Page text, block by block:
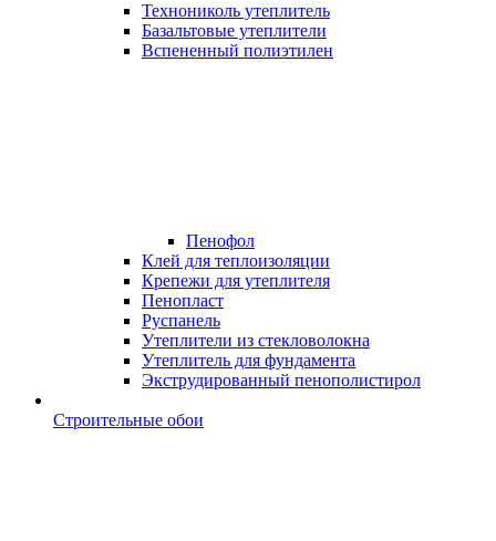
Технониколь утеплитель
Базальтовые утеплители
Вспененный полиэтилен
Пенофол
Клей для теплоизоляции
Крепежи для утеплителя
Пенопласт
Руспанель
Утеплители из стекловолокна
Утеплитель для фундамента
Экструдированный пенополистирол
Строительные обои